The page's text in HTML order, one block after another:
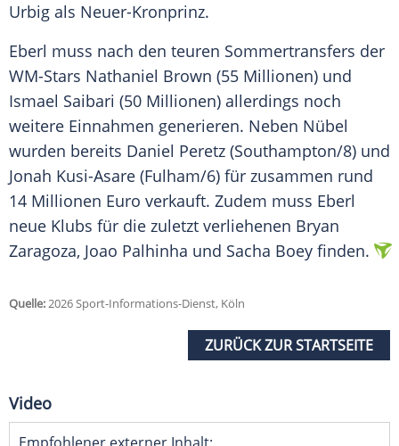
Urbig als Neuer-Kronprinz.
Eberl muss nach den teuren Sommertransfers der
WM-Stars Nathaniel Brown (55 Millionen) und
Ismael Saibari (50 Millionen) allerdings noch
weitere Einnahmen generieren. Neben Nübel
wurden bereits Daniel Peretz (Southampton/8) und
Jonah Kusi-Asare (Fulham/6) für zusammen rund
14 Millionen Euro verkauft. Zudem muss Eberl
neue Klubs für die zuletzt verliehenen Bryan
Zaragoza, Joao Palhinha und Sacha Boey finden.
Quelle:2026 Sport-Informations-Dienst, Köln
ZURÜCK ZUR STARTSEITE
Video